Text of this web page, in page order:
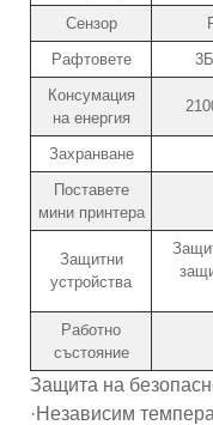
Сензор
Рафтовете
Консумация
на енергия
Захранване
Поставете
мини принтера
Защитни
устройства
Работно
състояние
Защита на
·Независим